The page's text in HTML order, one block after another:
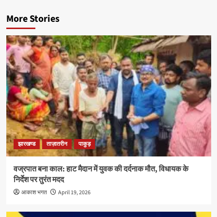
More Stories
झारखण्ड ताज़ातरीन पाकुड़
वज्रपात बना काल: हाट मैदान में युवक की दर्दनाक मौत, विधायक के
निर्देश पर तुरंत मदद
आकाश भगत April 19, 2026